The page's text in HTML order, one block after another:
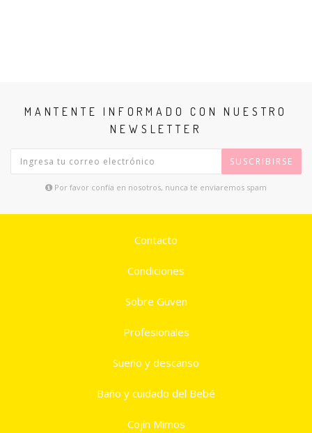
MANTENTE INFORMADO CON NUESTRO
NEWSLETTER
SUSCRIBIRSE
Por favor confía en nosotros, nunca te enviaremos spam
Contacto
Condiciones
Sobre Güven
Profesionales
Sueño y descanso
Baño y cuidado del Bebé
Cojín Mimos